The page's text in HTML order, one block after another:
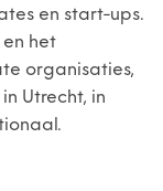
en start-ups.
het
organisaties,
Utrecht, in